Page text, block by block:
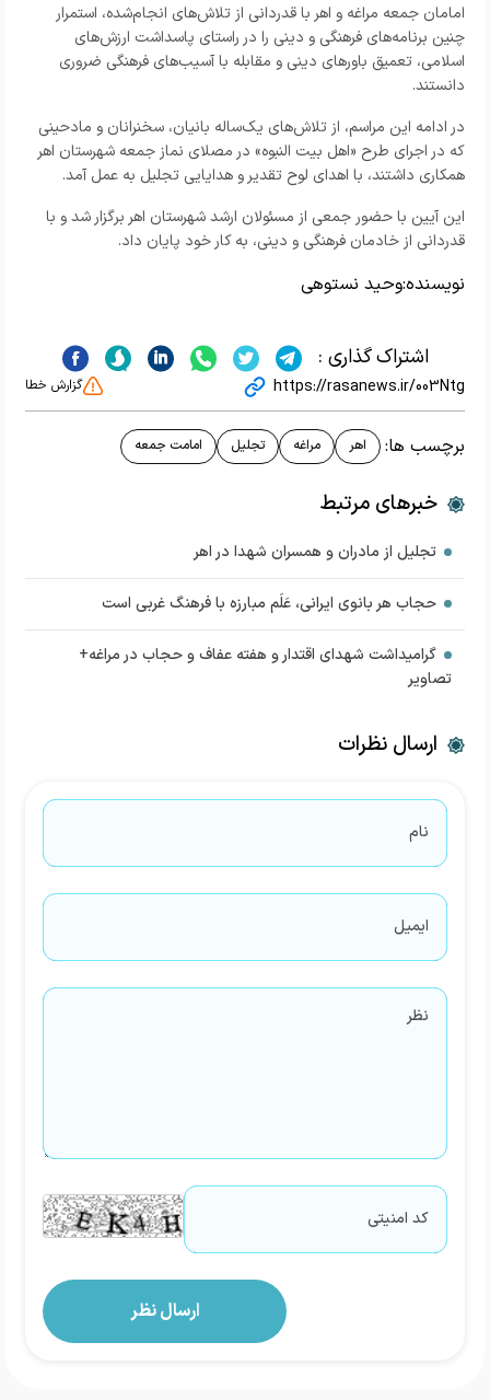
امامان جمعه مراغه و اهر با قدردانی از تلاش‌های انجام‌شده، استمرار
چنین برنامه‌های فرهنگی و دینی را در راستای پاسداشت ارزش‌های
اسلامی، تعمیق باورهای دینی و مقابله با آسیب‌های فرهنگی ضروری
دانستند.
در ادامه این مراسم، از تلاش‌های یک‌ساله بانیان، سخنرانان و مادحینی
که در اجرای طرح «اهل‌ بیت‌ النبوه» در مصلای نماز جمعه شهرستان اهر
همکاری داشتند، با اهدای لوح تقدیر و هدایایی تجلیل به عمل آمد.
این آیین با حضور جمعی از مسئولان ارشد شهرستان اهر برگزار شد و با
قدردانی از خادمان فرهنگی و دینی، به کار خود پایان داد.
نویسنده:وحید نستوهی
اشتراک گذاری :
https://rasanews.ir/003Ntg گزارش خطا
برچسب ها: اهر مراغه تجلیل امامت جمعه
خبرهای مرتبط
تجلیل از مادران و همسران شهدا در اهر
حجاب هر بانوی ایرانی، عَلَم مبارزه با فرهنگ غربی است
گرامیداشت شهدای اقتدار و هفته عفاف و حجاب در مراغه+
تصاویر
ارسال نظرات